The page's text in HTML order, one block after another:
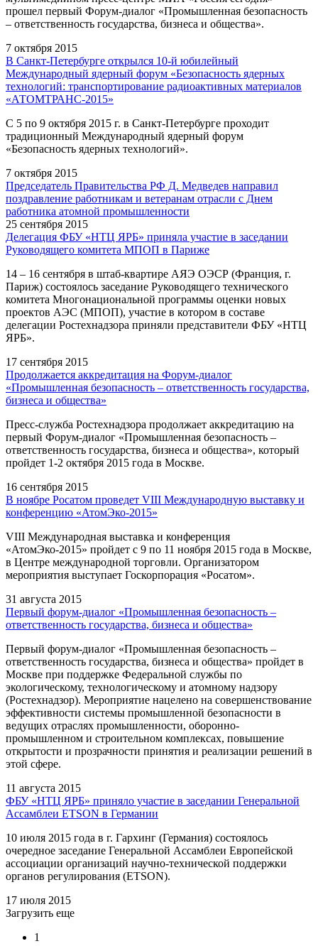
прошел первый Форум-диалог «Промышленная безопасность
– ответственность государства, бизнеса и общества».
7 октября 2015
В Санкт-Петербурге открылся 10-й юбилейный
Международный ядерный форум «Безопасность ядерных
технологий: транспортирование радиоактивных материалов
«АТОМТРАНС-2015»
С 5 по 9 октября 2015 г. в Санкт-Петербурге проходит
традиционный Международный ядерный форум
«Безопасность ядерных технологий».
7 октября 2015
Председатель Правительства РФ Д. Медведев направил
поздравление работникам и ветеранам отрасли с Днем
работника атомной промышленности
25 сентября 2015
Делегация ФБУ «НТЦ ЯРБ» приняла участие в заседании
Руководящего комитета МПОП в Париже
14 – 16 сентября в штаб-квартире АЯЭ ОЭСР (Франция, г.
Париж) состоялось заседание Руководящего технического
комитета Многонациональной программы оценки новых
проектов АЭС (МПОП), участие в котором в составе
делегации Ростехнадзора приняли представители ФБУ «НТЦ
ЯРБ».
17 сентября 2015
Продолжается аккредитация на Форум-диалог
«Промышленная безопасность – ответственность государства,
бизнеса и общества»
Пресс-служба Ростехнадзора продолжает аккредитацию на
первый Форум-диалог «Промышленная безопасность –
ответственность государства, бизнеса и общества», который
пройдет 1-2 октября 2015 года в Москве.
16 сентября 2015
В ноябре Росатом проведет VIII Международную выставку и
конференцию «АтомЭко-2015»
VIII Международная выставка и конференция
«АтомЭко-2015» пройдет с 9 по 11 ноября 2015 года в Москве,
в Центре международной торговли. Организатором
мероприятия выступает Госкорпорация «Росатом».
31 августа 2015
Первый форум-диалог «Промышленная безопасность –
ответственность государства, бизнеса и общества»
Первый форум-диалог «Промышленная безопасность –
ответственность государства, бизнеса и общества» пройдет в
Москве при поддержке Федеральной службы по
экологическому, технологическому и атомному надзору
(Ростехнадзор). Мероприятие нацелено на совершенствование
эффективности системы промышленной безопасности в
ведущих отраслях промышленности, оборонно-
промышленном и строительном комплексах, повышение
открытости и прозрачности принятия и реализации решений в
этой сфере.
11 августа 2015
ФБУ «НТЦ ЯРБ» приняло участие в заседании Генеральной
Ассамблеи ETSON в Германии
10 июля 2015 года в г. Гархинг (Германия) состоялось
очередное заседание Генеральной Ассамблеи Европейской
ассоциации организаций научно-технической поддержки
органов регулирования (ETSON).
17 июля 2015
Загрузить еще
1